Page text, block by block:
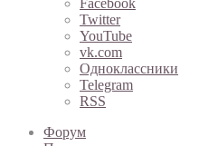
Facebook
Twitter
YouTube
vk.com
Одноклассники
Telegram
RSS
Форум